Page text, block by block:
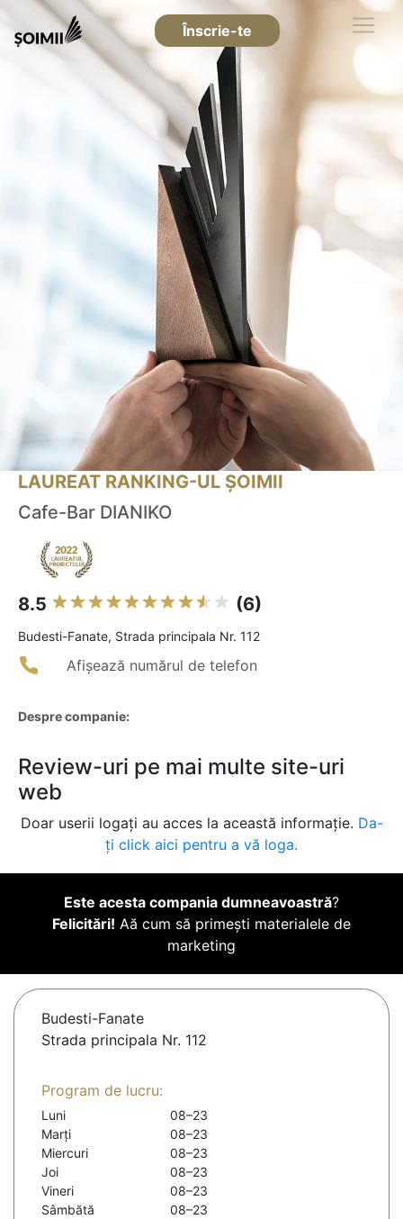
Înscrie-te
LAUREAT RANKING-UL ȘOIMII
Cafe-Bar DIANIKO
8.5 (6)
Budesti-Fanate, Strada principala Nr. 112
Afișează numărul de telefon
Despre companie:
Review-uri pe mai multe site-uri
web
Doar userii logați au acces la această informație. Da-
ți click aici pentru a vă loga.
Este acesta compania dumneavoastră?
Felicitări! Aă cum să primești materialele de
marketing
Budesti-Fanate
Strada principala Nr. 112
Program de lucru:
Luni
08–23
Marți
08–23
Miercuri
08–23
Joi
08–23
Vineri
08–23
Sâmbătă
08–23